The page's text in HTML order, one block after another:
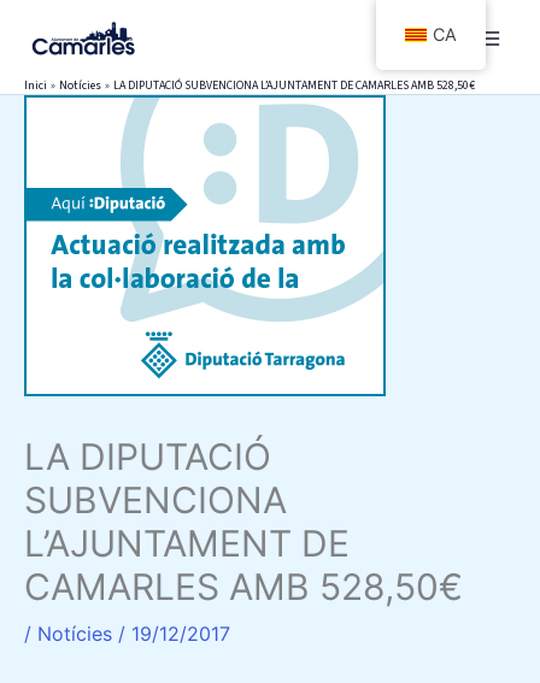
contingut
Inici Notícies LA DIPUTACIÓ SUBVENCIONA L’AJUNTAMENT DE CAMARLES AMB 528,50€
LA DIPUTACIÓ
SUBVENCIONA
L’AJUNTAMENT DE
CAMARLES AMB 528,50€
/ Notícies / 19/12/2017
CA